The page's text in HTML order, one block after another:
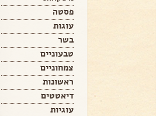
פסטה
עוגות
בשר
טבעוניים
צמחוניים
ראשונות
דיאטטים
עוגיות